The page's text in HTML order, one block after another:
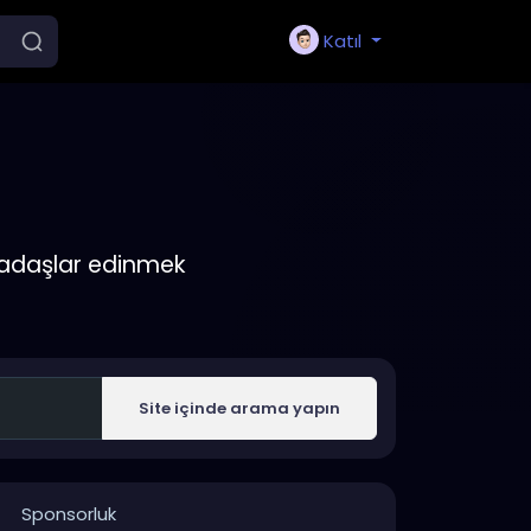
Katıl
edinmek
Site içinde arama yapın
Sponsorluk